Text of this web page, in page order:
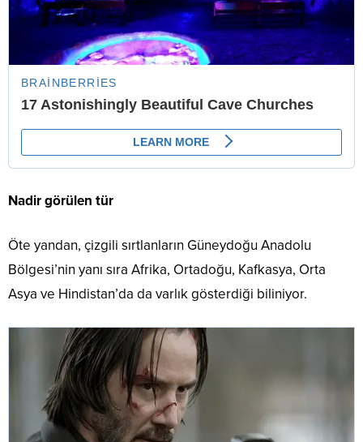
Nadir görülen tür
Öte yandan, çizgili sırtlanların Güneydoğu Anadolu
Bölgesi’nin yanı sıra Afrika, Ortadoğu, Kafkasya, Orta
Asya ve Hindistan’da da varlık gösterdiği biliniyor.